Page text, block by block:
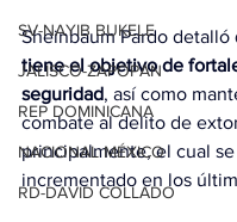
SV-NAYIB BUKELE
JALISCO-ZAPOPAN
REP DOMINICANA
NACIONAL MÉXICO
RD-DAVID COLLADO
Sheinbaum Pardo detalló
tiene el objetivo de
seguridad, así como
combate al delito de
principalmente, el cual
incrementado en los